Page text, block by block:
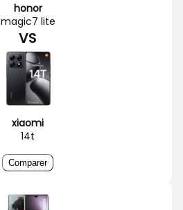
honor
magic7 lite
VS
xiaomi
14t
Comparer